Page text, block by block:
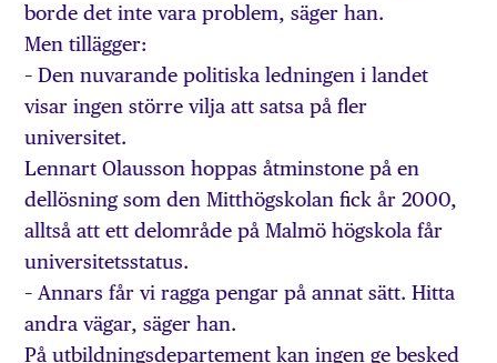
borde det inte vara problem, säger han.
Men tillägger:
– Den nuvarande politiska ledningen i landet
visar ingen större vilja att satsa på fler
universitet.
Lennart Olausson hoppas åtminstone på en
dellösning som den Mitthögskolan fick år 2000,
alltså att ett delområde på Malmö högskola får
universitetsstatus.
– Annars får vi ragga pengar på annat sätt. Hitta
andra vägar, säger han.
På utbildningsdepartement kan ingen ge besked